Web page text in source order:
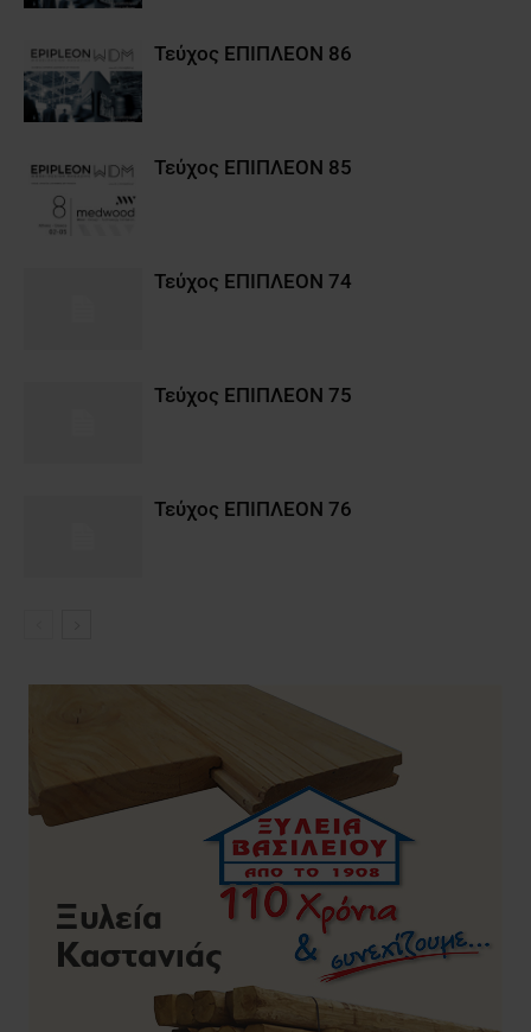
Τεύχος ΕΠΙΠΛΕΟΝ 86
Τεύχος ΕΠΙΠΛΕΟΝ 85
Τεύχος ΕΠΙΠΛΕΟΝ 74
Τεύχος ΕΠΙΠΛΕΟΝ 75
Τεύχος ΕΠΙΠΛΕΟΝ 76